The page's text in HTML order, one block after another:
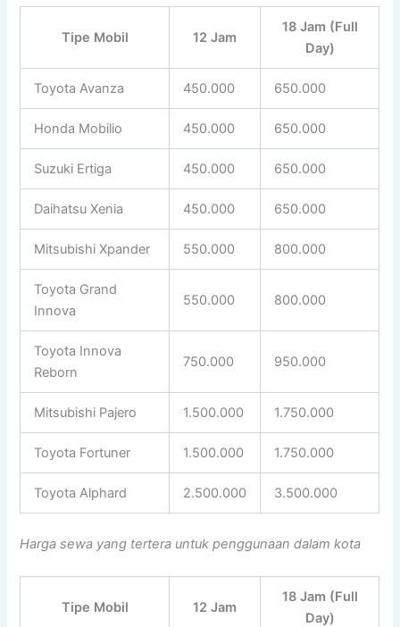
Tipe Mobil 12 Jam
18 Jam (Full
Day)
Toyota Avanza 450.000 650.000
Honda Mobilio 450.000 650.000
Suzuki Ertiga 450.000 650.000
Daihatsu Xenia 450.000 650.000
Mitsubishi Xpander 550.000 800.000
Toyota Grand
Innova
550.000 800.000
Toyota Innova
Reborn
750.000 950.000
Mitsubishi Pajero 1.500.000 1.750.000
Toyota Fortuner 1.500.000 1.750.000
Toyota Alphard 2.500.000 3.500.000
Harga sewa yang tertera untuk penggunaan dalam kota
Tipe Mobil 12 Jam
18 Jam (Full
Day)